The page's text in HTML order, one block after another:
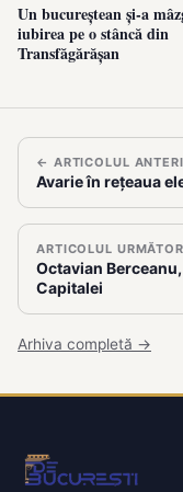
Un bucureștean și-a
iubirea pe o stâncă din
Transfăgărășan
← ARTICOLUL
Avarie în rețeaua
ARTICOLUL
Octavian
Capitalei
Arhiva completă →